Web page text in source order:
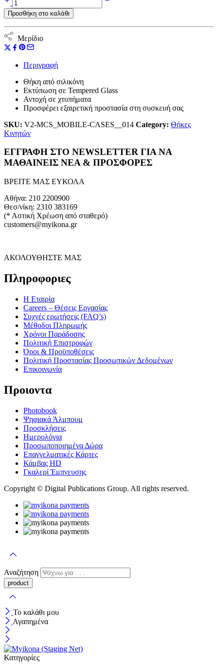
Monogram
ποσότητα
Προσθήκη στο καλάθι
Μερίδιο
Περιγραφή
Θήκη από σιλικόνη
Εκτύπωση σε Tempered Glass
Αντοχή σε χτυπήματα
Προσφέρει εξαιρετική προστασία στη συσκευή σας
SKU: V2-MCS_MOBILE-CASES__014 Category: Θήκες
Κινητών
ΕΓΓΡΑΦΗ ΣΤΟ NEWSLETTER ΓΙΑ ΝΑ
ΜΑΘΑΙΝΕΙΣ ΝΕΑ & ΠΡΟΣΦΟΡΕΣ
ΒΡΕΙΤΕ ΜΑΣ ΕΥΚΟΛΑ
Αθήνα: 210 2200900
Θεσ/νίκη: 2310 383169
(* Αστική Χρέωση από σταθερό)
customers@myikona.gr
ΑΚΟΛΟΥΘΗΣΤΕ ΜΑΣ
Πληροφοριες
Η Εταιρία
Careers – Θέσεις Εργασίας
Συχνές ερωτήσεις (FAQ’s)
Μέθοδοι Πληρωμής
Χρόνοι Παράδοσης
Πολιτική Επιστροφών
Όροι & Προϋποθέσεις
Πολιτική Προστασίας Προσωπικών Δεδομένων
Επικοινωνία
Προιοντα
Photobook
Ψηφιακά Άλμπουμ
Προσκλήσεις
Ημερολόγια
Προσωποποιημένα Δώρα
Επαγγελματικές Κάρτες
Κάμβας HD
Γκαλερί Έμπνευσης
Copyright © Digital Publications Group. All rights reserved.
Αναζήτηση
Το καλάθι μου
Αγαπημένα
Κατηγορίες